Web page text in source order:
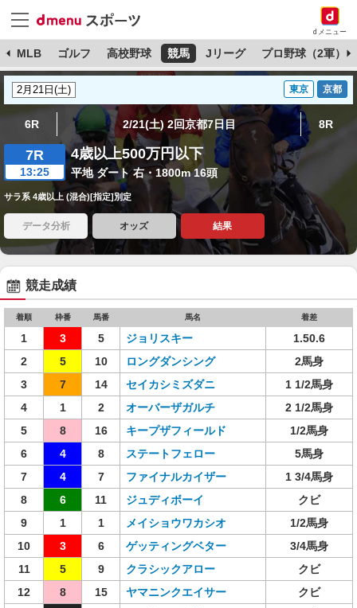
dメニュー
MLB ゴルフ 高校野球 競馬 Jリーグ プロ野球（2軍）
東京 京都
6R 2/21(土) 2回京都7日目 8R
7R
13:25
4歳以上500万円以下
平地 ダート 右・1800m 16頭
サラ系 4歳以上 (混合)[指定]別定
データ分析 オッズ 結果
競走成績
着順 枠番 馬番 馬名 着差
1 3 5 ジョリスキー
1.50.6
2
5 10 ロングダンシング
2馬身
3
7 14 セイカシミズダニ
1 1/2馬身
4
1 2 オーバーザガルチ
2 1/2馬身
5
8 16 キープザフィールド
1/2馬身
6
4 8 ステートフェロー
5馬身
7
4 7 ファイナルカイザー
1 3/4馬身
8
6 11 ジュディボーイ
クビ
9
1 1 メイショウワカシオ
1/2馬身
10
3 6 ゲッティングベター
3/4馬身
11
5 9 クラシックアロー
クビ
12
8 15 ヤマニンクエイサー
クビ